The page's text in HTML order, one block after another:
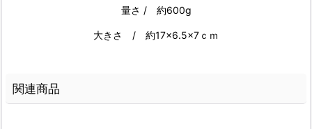
量さ / 約600g
大きさ / 約17×6.5×7ｃｍ
関連商品